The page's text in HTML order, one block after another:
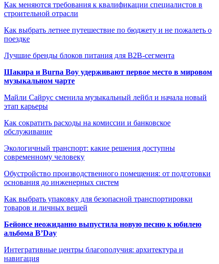
Как меняются требования к квалификации специалистов в
строительной отрасли
Как выбрать летнее путешествие по бюджету и не пожалеть о
поездке
Лучшие бренды блоков питания для B2B-сегмента
Шакира и Burna Boy удерживают первое место в мировом
музыкальном чарте
Майли Сайрус сменила музыкальный лейбл и начала новый
этап карьеры
Как сократить расходы на комиссии и банковское
обслуживание
Экологичный транспорт: какие решения доступны
современному человеку
Обустройство производственного помещения: от подготовки
основания до инженерных систем
Как выбрать упаковку для безопасной транспортировки
товаров и личных вещей
Бейонсе неожиданно выпустила новую песню к юбилею
альбома B’Day
Интегративные центры благополучия: архитектура и
навигация